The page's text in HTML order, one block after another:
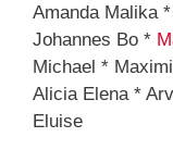
Amanda Malika
Johannes Bo *
Michael *
Alicia Elena *
Eluise